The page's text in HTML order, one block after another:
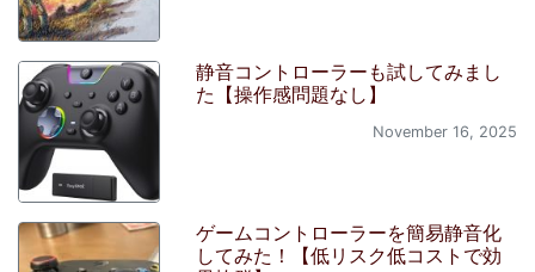
静音コントローラーも試してみまし
た【操作感問題なし】
November 16, 2025
ゲームコントローラーを簡易静音化
してみた！【低リスク低コストで効